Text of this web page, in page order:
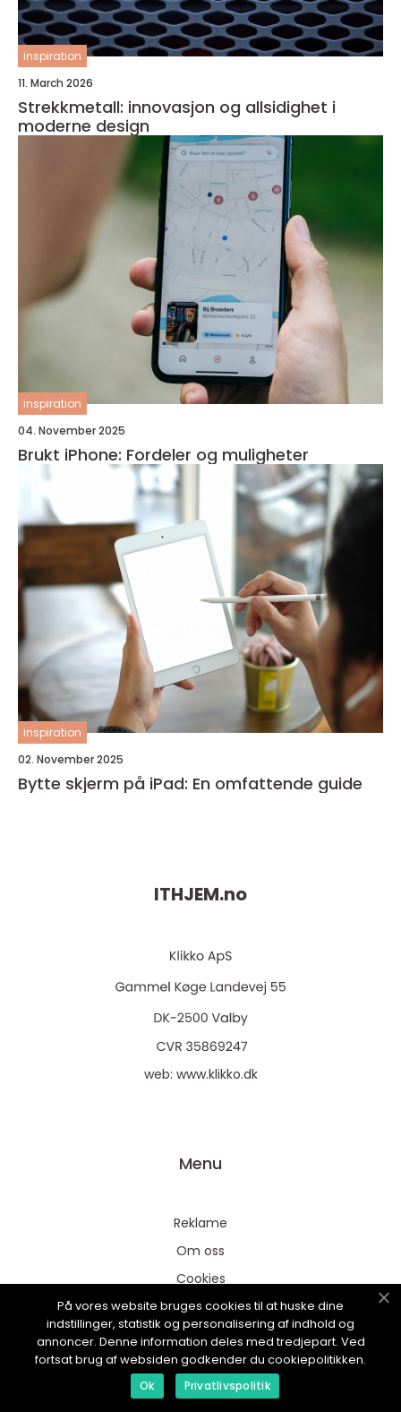
inspiration
11. March 2026
Strekkmetall: innovasjon og allsidighet i
moderne design
inspiration
04. November 2025
Brukt iPhone: Fordeler og muligheter
inspiration
02. November 2025
Bytte skjerm på iPad: En omfattende guide
ITHJEM.no
web: www.klikko.dk
Menu
Reklame
Om oss
Cookies
Kontakt Oss
Sitemap
På vores website bruges cookies til at huske dine
indstillinger, statistik og personalisering af indhold og
annoncer. Denne information deles med tredjepart. Ved
fortsat brug af websiden godkender du cookiepolitikken.
Ok Privatlivspolitik